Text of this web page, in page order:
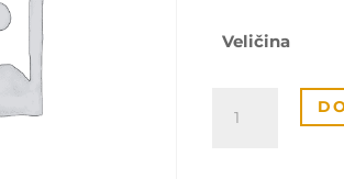
Veličina
prsten